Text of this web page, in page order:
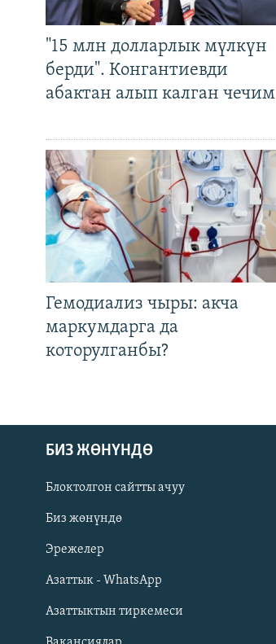
Русский
ОНЛАЙН ШЕРИНЕ
"15 млн долларлык мүлкүн
берди". Конгантиевди
абактан алып калган чечим
Гемодиализ чыры: акча
маркумдарга да
которулганбы?
БИЗ ЖӨНҮНДӨ
Блоктолгон сайтты ачуу
Биз жөнүндө
Эрежелер
Азаттык - WhatsApp
Азаттыктын тиркемеси